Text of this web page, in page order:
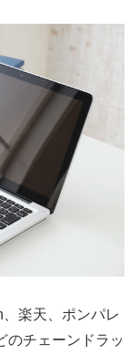
楽天、ポンパレ
のチェーンドラッ